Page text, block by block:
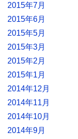
2015年7月
2015年6月
2015年5月
2015年3月
2015年2月
2015年1月
2014年12月
2014年11月
2014年10月
2014年9月